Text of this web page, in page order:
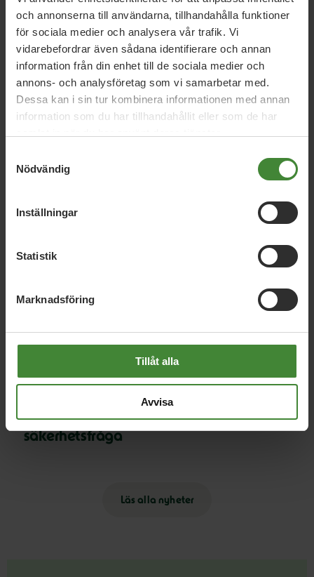
och annonserna till användarna, tillhandahålla funktioner
för sociala medier och analysera vår trafik. Vi
vidarebefordrar även sådana identifierare och annan
information från din enhet till de sociala medier och
annons- och analysföretag som vi samarbetar med.
Dessa kan i sin tur kombinera informationen med annan
information som du har tillhandahållit eller som de har
Nödvändig
Inställningar
Statistik
Marknadsföring
Tillåt alla
Avvisa
Ny infrastrukturproposition presenterad
(regeringen.se)
5 augusti 2026
nya datacenter
3 augusti 2026
hbtqi-personers rättigheter
Earth Overshoot Day: Naturkrisen är en
säkerhetsfråga
Läs alla nyheter